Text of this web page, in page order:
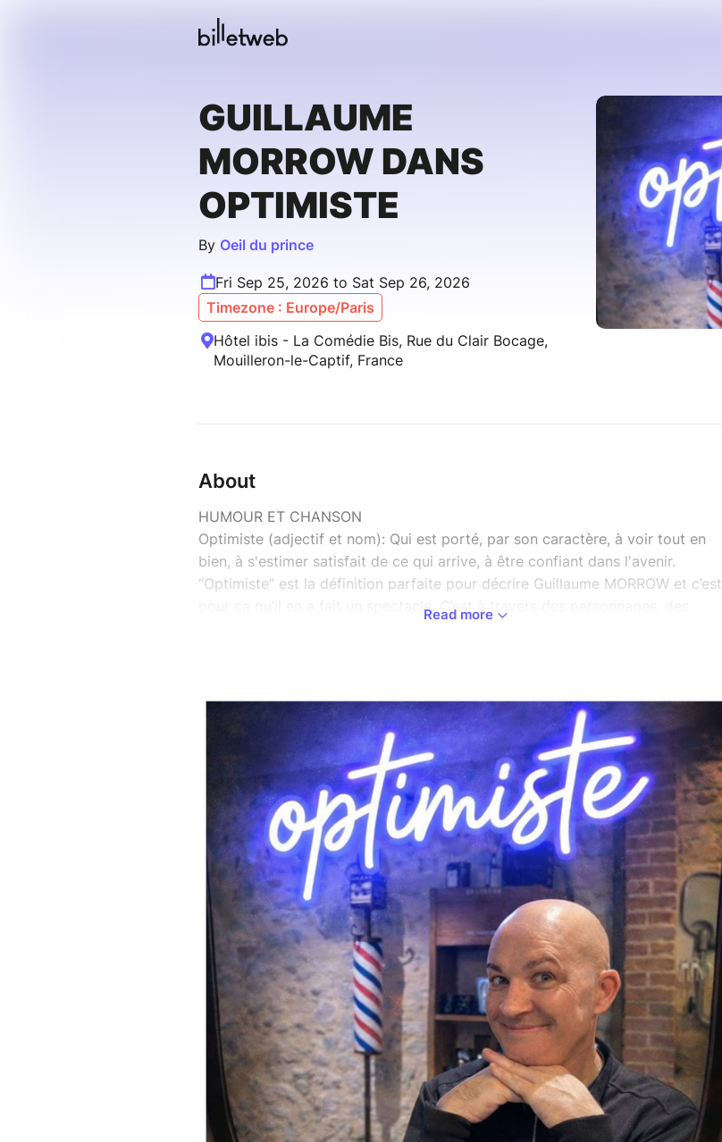
GUILLAUME
MORROW DANS
OPTIMISTE
By Oeil du prince
Fri Sep 25, 2026 to Sat Sep 26, 2026
Timezone : Europe/Paris
Hôtel ibis - La Comédie Bis, Rue du Clair Bocage,
Mouilleron-le-Captif, France
About
HUMOUR ET CHANSON
Optimiste (adjectif et nom): Qui est porté, par son caractère, à voir tout en
bien, à s'estimer satisfait de ce qui arrive, à être confiant dans l'avenir.
“Optimiste” est la définition parfaite pour décrire Guillaume MORROW et c’est
pour ça qu’il en a fait un spectacle. C’est à travers des personnages, des
@Enseliaetguillaume cartonnent sur les réseaux sociaux en cumulant des
millions de vues avec ses vidéos.
Un univers unique, déjanté et bienveillant.
Namastouille, cheveux aux vents et lunettes de soleil.
Read more